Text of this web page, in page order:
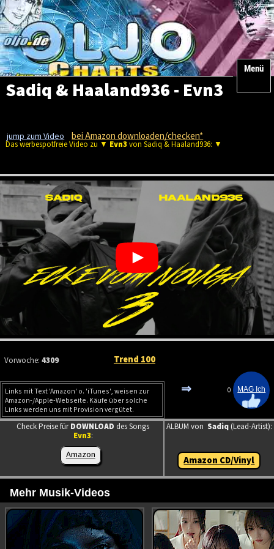
Menü
Sadiq & Haaland936 - Evn3
jump zum Video bei Amazon downloaden/checken*
Das werbespotfreie Video zu ▼ Evn3von Sadiq & Haaland936: ▼
Vorwoche: 4309 Trend 100
Links mit Text 'Amazon' o. 'iTunes', weisen zur
Amazon-/Apple-Webseite. Käufe über solche
Links werden uns mit Provision vergütet.
⇒ 0
Check Preise fürDOWNLOAD des Songs
Evn3:
Amazon
ALBUM von Sadiq(Lead-Artist):
Amazon CD/Vinyl
Mehr Musik-Videos